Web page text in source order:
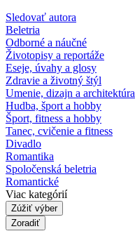
Sledovať autora
Beletria
Odborné a náučné
Životopisy a reportáže
Eseje, úvahy a glosy
Zdravie a životný štýl
Umenie, dizajn a architektúra
Hudba, šport a hobby
Šport, fitness a hobby
Tanec, cvičenie a fitness
Divadlo
Romantika
Spoločenská beletria
Romantické
Viac kategórií
Zúžiť výber
Zoradiť